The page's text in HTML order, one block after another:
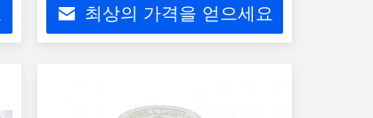
최상의 가격을 얻으세요